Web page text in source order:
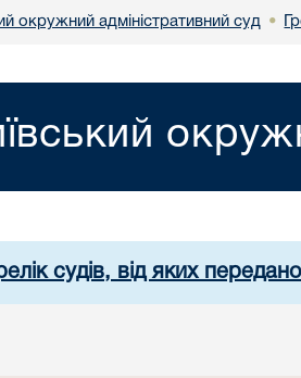
окружний адміністративний суд •
судів, від яких